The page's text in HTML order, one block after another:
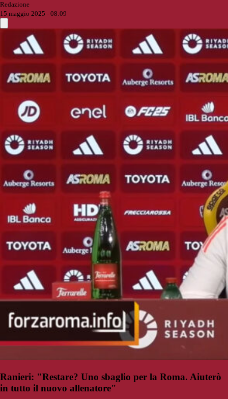
Redazione
15 maggio 2025 - 08:09
Ranieri: "Restare? Uno sbaglio per la Roma. Aiuterò
in tutto il nuovo allenatore"